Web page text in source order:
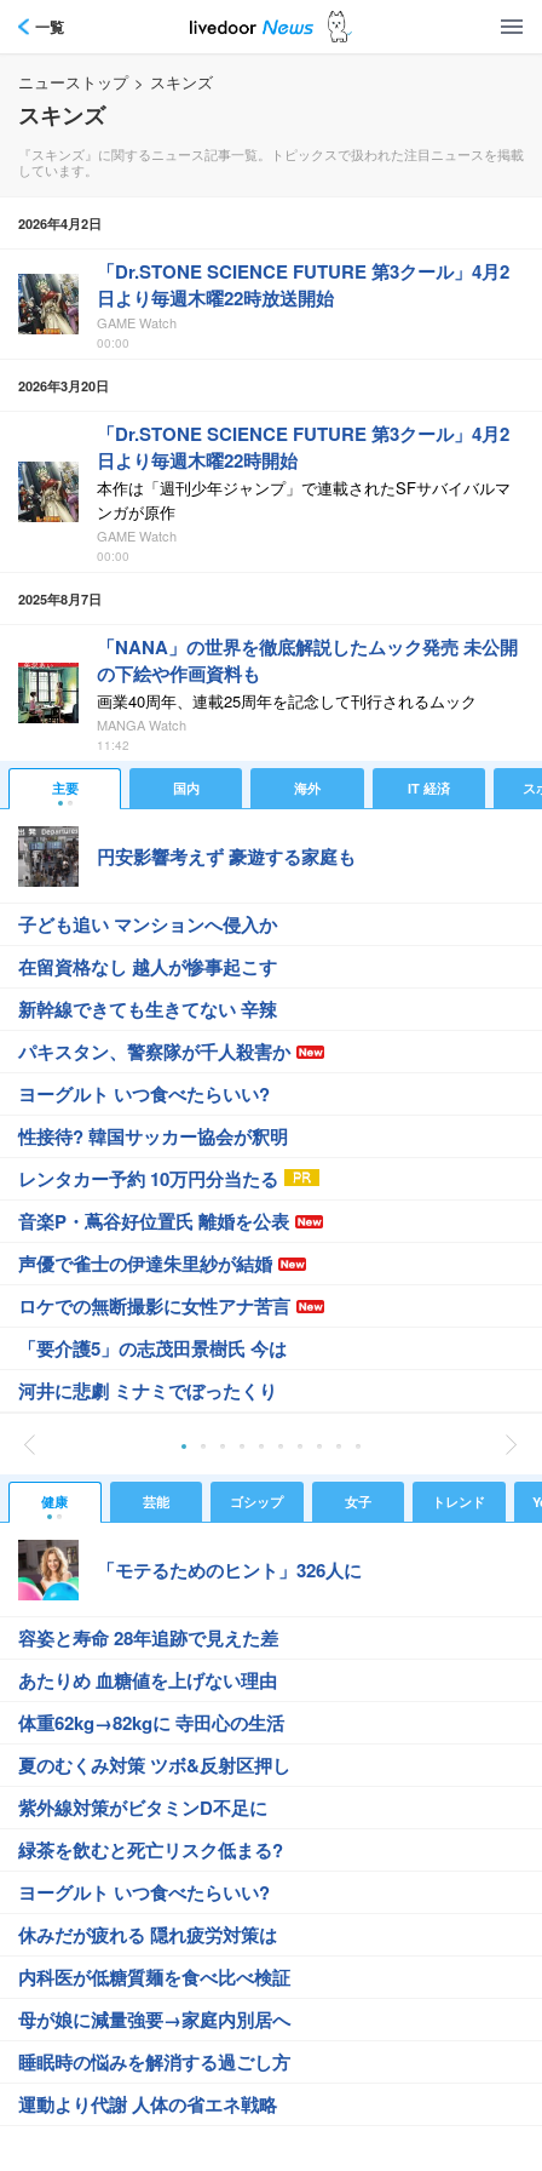
一覧
ニューストップ > スキンズ
スキンズ
『スキンズ』に関するニュース記事一覧。トピックスで扱われた注目ニュースを掲載
しています。
2026年4月2日
「Dr.STONE SCIENCE FUTURE 第3クール」4月2
日より毎週木曜22時放送開始
GAME Watch
00:00
2026年3月20日
「Dr.STONE SCIENCE FUTURE 第3クール」4月2
日より毎週木曜22時開始
本作は「週刊少年ジャンプ」で連載されたSFサバイバルマ
ンガが原作
GAME Watch
00:00
2025年8月7日
「NANA」の世界を徹底解説したムック発売 未公開
の下絵や作画資料も
画業40周年、連載25周年を記念して刊行されるムック
MANGA Watch
11:42
主要 国内 海外 IT 経済 ス
円安影響考えず 豪遊する家庭も
子ども追い マンションへ侵入か
在留資格なし 越人が惨事起こす
新幹線できても生きてない 辛辣
パキスタン、警察隊が千人殺害か
ヨーグルト いつ食べたらいい?
性接待? 韓国サッカー協会が釈明
レンタカー予約 10万円分当たる
音楽P・蔦谷好位置氏 離婚を公表
声優で雀士の伊達朱里紗が結婚
ロケでの無断撮影に女性アナ苦言
「要介護5」の志茂田景樹氏 今は
河井に悲劇 ミナミでぼったくり
健康 芸能 ゴシップ 女子 トレンド
「モテるためのヒント」326人に
容姿と寿命 28年追跡で見えた差
あたりめ 血糖値を上げない理由
体重62kg→82kgに 寺田心の生活
夏のむくみ対策 ツボ&反射区押し
紫外線対策がビタミンD不足に
緑茶を飲むと死亡リスク低まる?
ヨーグルト いつ食べたらいい?
休みだが疲れる 隠れ疲労対策は
内科医が低糖質麺を食べ比べ検証
母が娘に減量強要→家庭内別居へ
睡眠時の悩みを解消する過ごし方
運動より代謝 人体の省エネ戦略